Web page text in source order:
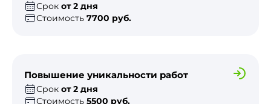
Срок от 2 дня
Стоимость 7700 руб.
Повышение уникальности работ
Срок от 2 дня
Стоимость 5500 руб.